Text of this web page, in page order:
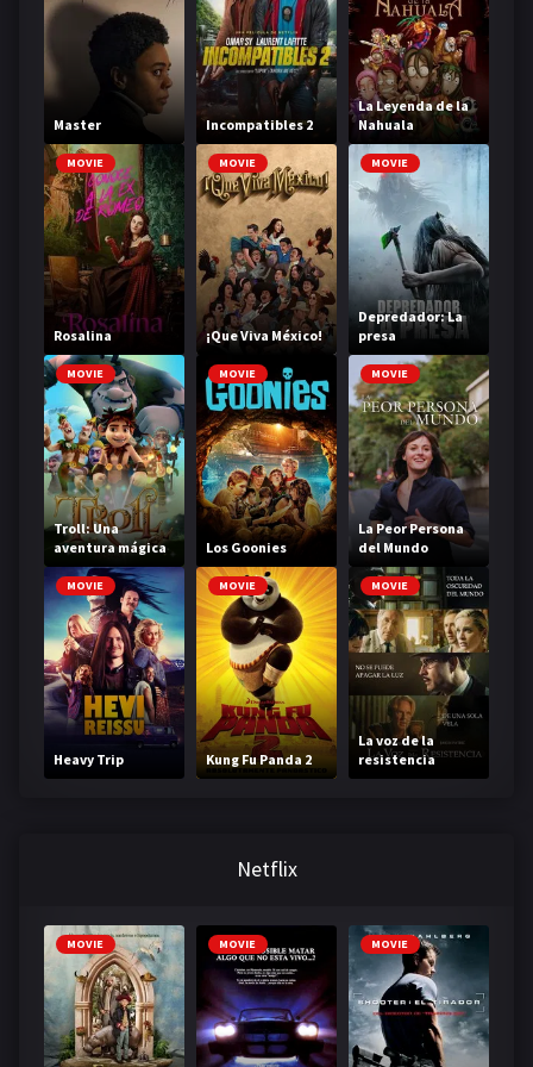
Master Incompatibles 2
La Leyenda de la
Nahuala
MOVIE
Rosalina
MOVIE
¡Que Viva México!
MOVIE
Depredador: La
presa
MOVIE
Troll: Una
aventura mágica
MOVIE
Los Goonies
MOVIE
La Peor Persona
del Mundo
MOVIE
Heavy Trip
MOVIE
Kung Fu Panda 2
MOVIE
La voz de la
resistencia
Netflix
MOVIE MOVIE MOVIE